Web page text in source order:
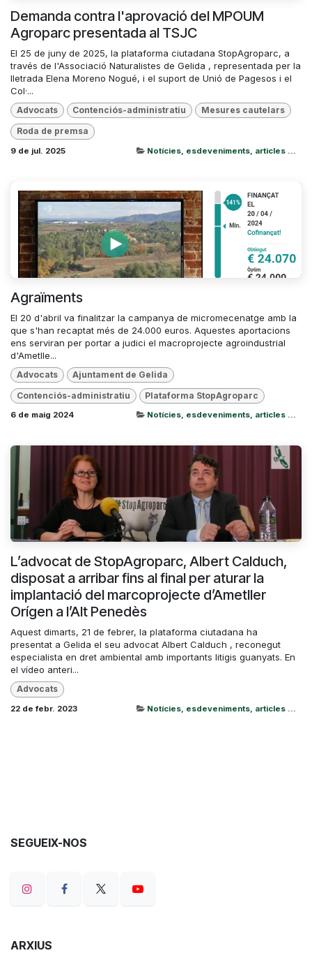
Demanda contra l'aprovació del MPOUM
Agroparc presentada al TSJC
El 25 de juny de 2025, la plataforma ciutadana StopAgroparc, a
través de l'Associació Naturalistes de Gelida , representada per la
lletrada Elena Moreno Nogué, i el suport de Unió de Pagesos i el
Col·...
Advocats Contenciós-administratiu Mesures cautelars
Roda de premsa
9 de jul. 2025 Notícies, esdeveniments, articles ...
Agraïments
El 20 d'abril va finalitzar la campanya de micromecenatge amb la
que s'han recaptat més de 24.000 euros. Aquestes aportacions
ens serviran per portar a judici el macroprojecte agroindustrial
d'Ametlle...
Advocats Ajuntament de Gelida
Contenciós-administratiu Plataforma StopAgroparc
6 de maig 2024 Notícies, esdeveniments, articles ...
L’advocat de StopAgroparc, Albert Calduch,
disposat a arribar fins al final per aturar la
implantació del marcoprojecte d’Ametller
Orígen a l’Alt Penedès
Aquest dimarts, 21 de febrer, la plataforma ciutadana ha
presentat a Gelida el seu advocat Albert Calduch , reconegut
especialista en dret ambiental amb importants litigis guanyats. En
el vídeo anteri...
Advocats
22 de febr. 2023 Notícies, esdeveniments, articles ...
SEGUEIX-NOS
ARXIUS